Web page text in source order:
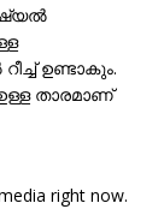
ഉണ്ടാകും.
താരമാണ്
right now.